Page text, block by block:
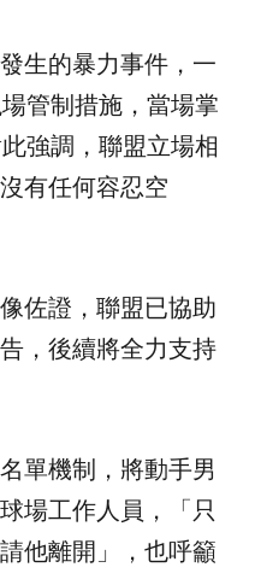
生的暴力事件，一
管制措施，當場掌
強調，聯盟立場相
有任何容忍空
佐證，聯盟已協助
，後續將全力支持
單機制，將動手男
場工作人員，「只
他離開」，也呼籲